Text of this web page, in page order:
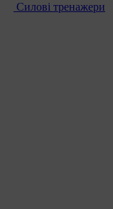
Силові тренажери